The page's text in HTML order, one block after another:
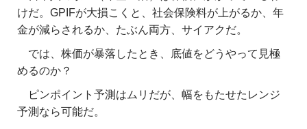
けだ。GPIFが大損こくと、社会保険料が上がるか、年
金が減らされるか、たぶん両方、サイアクだ。
では、株価が暴落したとき、
底値をどうやって見極
めるのか？
ピンポイント予測はムリだが、幅をもたせたレンジ
予測なら可能だ。